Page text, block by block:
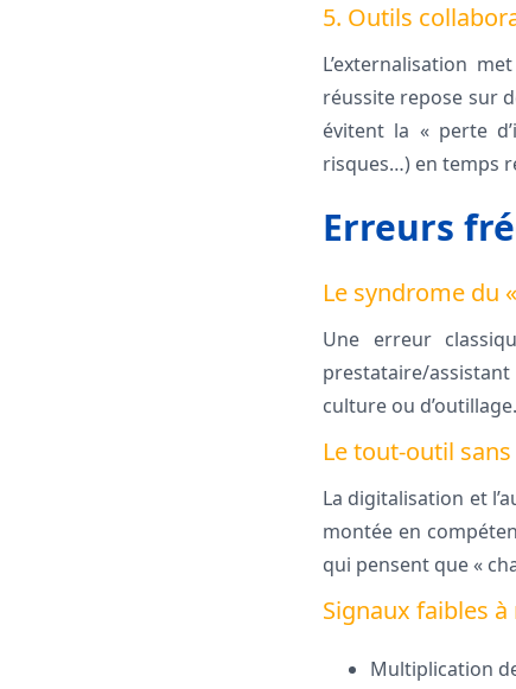
5. Outils
L’externalisation
réussite repose sur
évitent la « perte
risques…) en temps
Erreurs
Le syndrome du
Une erreur
prestataire/
culture ou d’outillage.
Le tout-outil
La digitalisation et
montée en
qui pensent que «
Signaux faibles
Multiplication